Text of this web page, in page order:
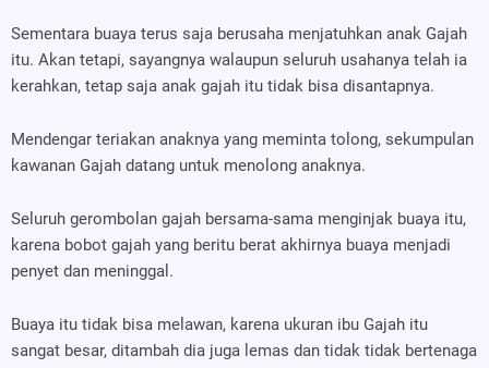
Sementara buaya terus saja berusaha menjatuhkan anak Gajah
itu. Akan tetapi, sayangnya walaupun seluruh usahanya telah ia
kerahkan, tetap saja anak gajah itu tidak bisa disantapnya.
Mendengar teriakan anaknya yang meminta tolong, sekumpulan
kawanan Gajah datang untuk menolong anaknya.
Seluruh gerombolan gajah bersama-sama menginjak buaya itu,
karena bobot gajah yang beritu berat akhirnya buaya menjadi
penyet dan meninggal.
Buaya itu tidak bisa melawan, karena ukuran ibu Gajah itu
sangat besar, ditambah dia juga lemas dan tidak tidak bertenaga